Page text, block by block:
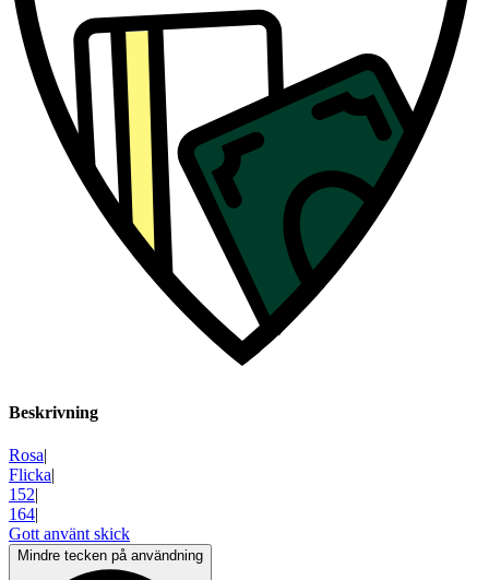
Beskrivning
Rosa|
Flicka|
152|
164|
Gott använt skick
Mindre tecken på användning